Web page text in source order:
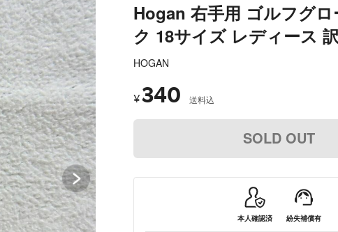
Hogan 右手用 ゴルフグロ
ク 18サイズ レディース
HOGAN
¥340 送料込
SOLD OUT
本人確認済 紛失補償有